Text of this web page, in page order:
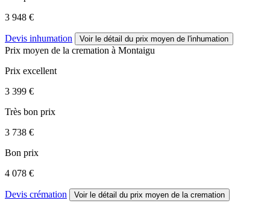
3 948 €
Devis inhumation Voir le détail du prix moyen de l'inhumation
Prix moyen de la cremation à Montaigu
Prix excellent
3 399 €
Très bon prix
3 738 €
Bon prix
4 078 €
Devis crémation Voir le détail du prix moyen de la cremation